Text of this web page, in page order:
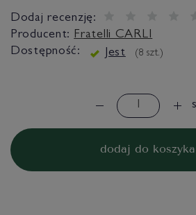
Dodaj recenzję:
Producent: Fratelli CARLI
Dostępność:
Jest ( 8 szt.)
dodaj do koszyka